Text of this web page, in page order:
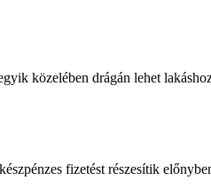
közelében drágán lehet
fizetést részesítik